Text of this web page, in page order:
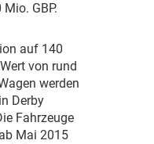
GBP.
auf 140
von rund
werden
Derby
Fahrzeuge
Mai 2015